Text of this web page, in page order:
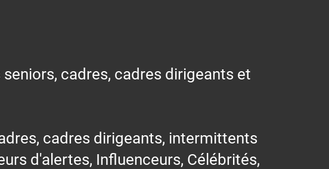
cadres, cadres dirigeants et
cadres dirigeants, intermittents
d'alertes, Influenceurs, Célébrités,